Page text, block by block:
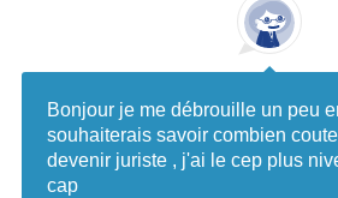
Bonjour je me débrouille un peu
souhaiterais savoir combien
devenir juriste , j'ai le cep plus
cap